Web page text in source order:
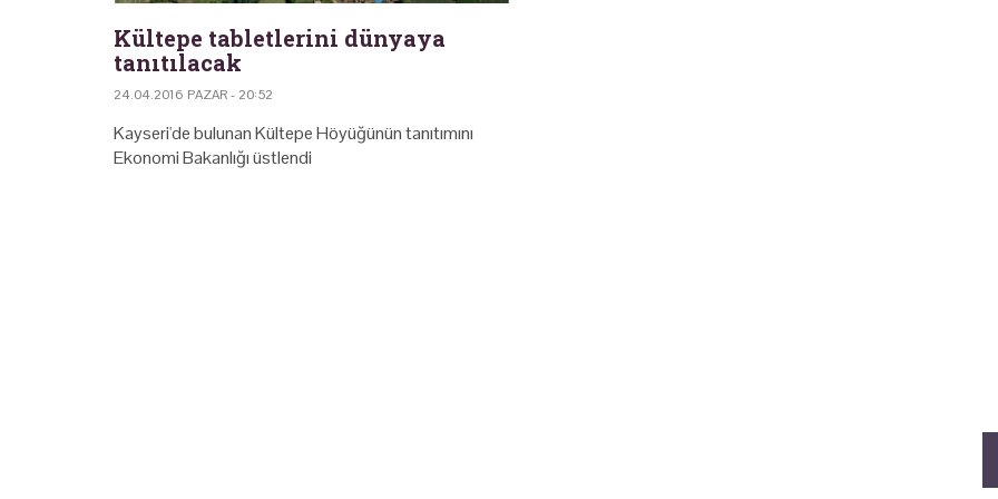
Kültepe tabletlerini dünyaya
tanıtılacak
24.04.2016 PAZAR - 20:52
Kayseri'de bulunan Kültepe Höyüğünün tanıtımını
Ekonomi Bakanlığı üstlendi